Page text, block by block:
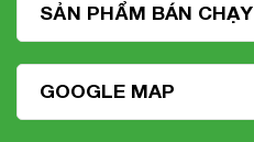
SẢN PHẨM BÁN CHẠY
GOOGLE MAP